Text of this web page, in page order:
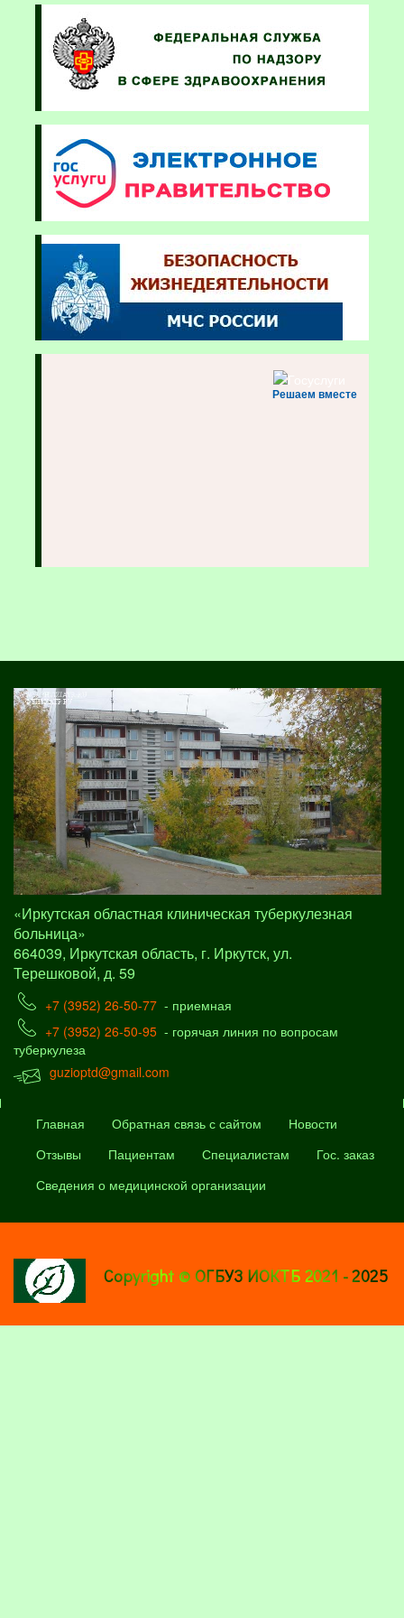
Решаем вместе
«Иркутская областная клиническая туберкулезная
больница»
664039, Иркутская область, г. Иркутск, ул.
Терешковой, д. 59
+7 (3952) 26-50-77 - приемная
+7 (3952) 26-50-95 - горячая линия по вопросам
туберкулеза
guzioptd@gmail.com
Главная Обратная связь с сайтом
Новости
Отзывы
Пациентам Специалистам
Гос. заказ
Сведения о медицинской организации
Copyright © ОГБУЗ ИОКТБ 2021 - 2025